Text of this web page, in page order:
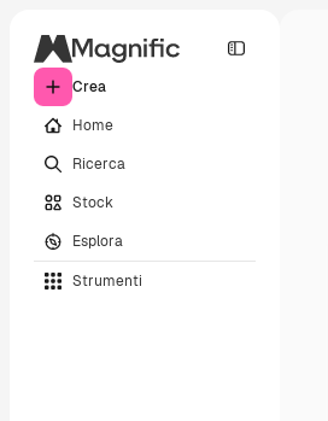
Crea
Home
Ricerca
Stock
Esplora
Strumenti